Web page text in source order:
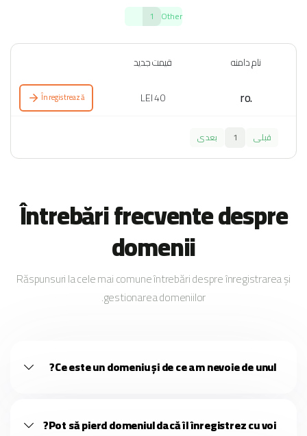
Other
1
نام دامنه قیمت جدید
.ro
40 LEI
Înregistrează
قبلی 1 بعدی
Întrebări frecvente despre
domenii
Răspunsuri la cele mai comune întrebări despre înregistrarea și
gestionarea domeniilor.
Ce este un domeniu și de ce am nevoie de unul?
Pot să pierd domeniul dacă îl înregistrez cu voi?